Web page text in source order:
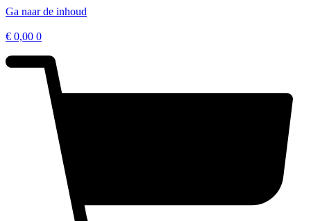
Ga naar de inhoud
€ 0,00 0